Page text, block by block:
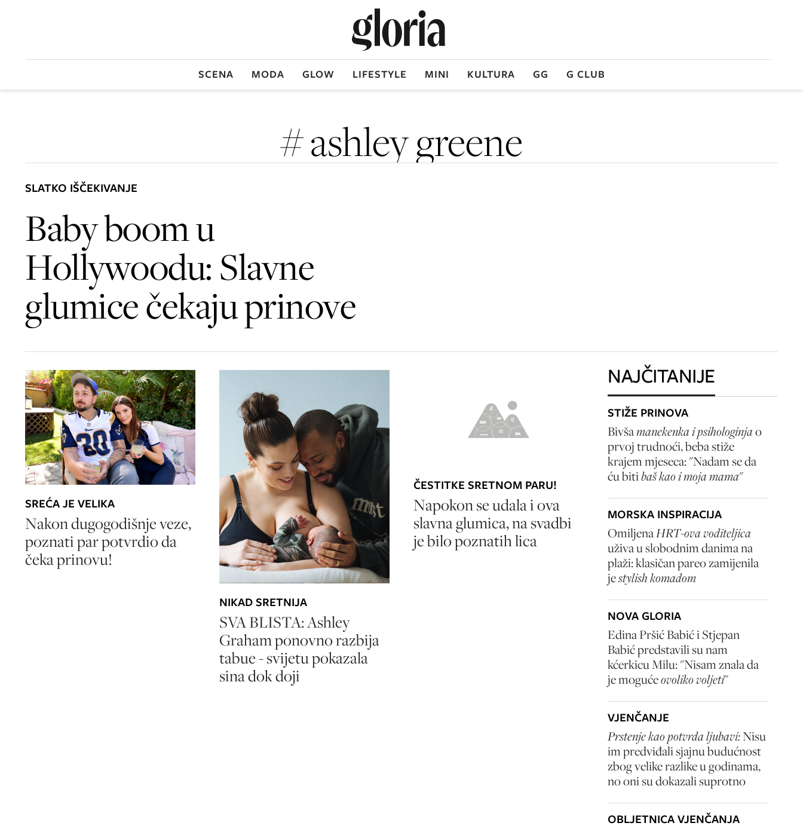
SCENA MODA GLOW LIFESTYLE MINI KULTURA GG G CLUB
# ashley greene
SLATKO IŠČEKIVANJE
Baby boom u
Hollywoodu: Slavne
glumice čekaju prinove
SREĆA JE VELIKA
Nakon dugogodišnje veze,
poznati par potvrdio da
čeka prinovu!
NIKAD SRETNIJA
SVA BLISTA: Ashley
Graham ponovno razbija
tabue - svijetu pokazala
sina dok doji
ČESTITKE SRETNOM PARU!
Napokon se udala i ova
slavna glumica, na svadbi
je bilo poznatih lica
NAJČITANIJE
STIŽE PRINOVA
Bivšamanekenka i psihologinjao
prvoj trudnoći, beba stiže
krajem mjeseca: "Nadam se da
ću bitibaš kao i moja mama"
MORSKA INSPIRACIJA
OmiljenaHRT-ova voditeljica
uživa u slobodnim danima na
plaži: klasičan pareo zamijenila
jestylish komadom
NOVA GLORIA
Edina Pršić Babić i Stjepan
Babić predstavili su nam
kćerkicu Milu: "Nisam znala da
je mogućeovoliko voljeti"
VJENČANJE
Prstenje kao potvrda ljubavi:Nisu
im predviđali sjajnu budućnost
zbog velike razlike u godinama,
no oni su dokazali suprotno
OBLJETNICA VJENČANJA